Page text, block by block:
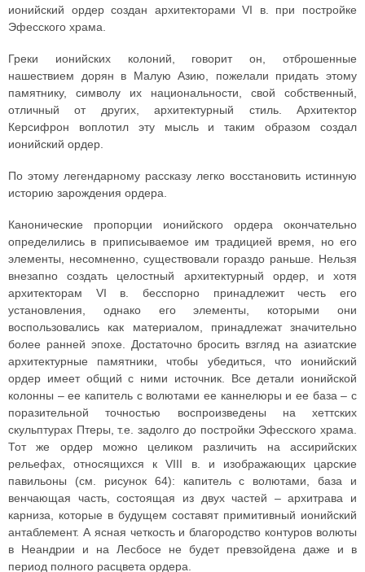
ионийский ордер создан архитекторами VI в. при постройке
Эфесского храма.
Греки ионийских колоний, говорит он, отброшенные
нашествием дорян в Малую Азию, пожелали придать этому
памятнику, символу их национальности, свой собственный,
отличный от других, архитектурный стиль. Архитектор
Керсифрон воплотил эту мысль и таким образом создал
ионийский ордер.
По этому легендарному рассказу легко восстановить истинную
историю зарождения ордера.
Канонические пропорции ионийского ордера окончательно
определились в приписываемое им традицией время, но его
элементы, несомненно, существовали гораздо раньше. Нельзя
внезапно создать целостный архитектурный ордер, и хотя
архитекторам VI в. бесспорно принадлежит честь его
установления, однако его элементы, которыми они
воспользовались как материалом, принадлежат значительно
более ранней эпохе. Достаточно бросить взгляд на азиатские
архитектурные памятники, чтобы убедиться, что ионийский
ордер имеет общий с ними источник. Все детали ионийской
колонны – ее капитель с волютами ее каннелюры и ее база – с
поразительной точностью воспроизведены на хеттских
скульптурах Птеры, т.е. задолго до постройки Эфесского храма.
Тот же ордер можно целиком различить на ассирийских
рельефах, относящихся к VIII в. и изображающих царские
павильоны (см. рисунок 64): капитель с волютами, база и
венчающая часть, состоящая из двух частей – архитрава и
карниза, которые в будущем составят примитивный ионийский
антаблемент. А ясная четкость и благородство контуров волюты
в Неандрии и на Лесбосе не будет превзойдена даже и в
период полного расцвета ордера.